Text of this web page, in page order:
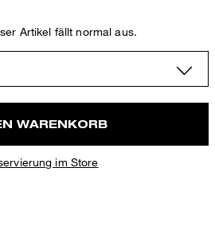
Artikel fällt normal aus.
WARENKORB
im Store